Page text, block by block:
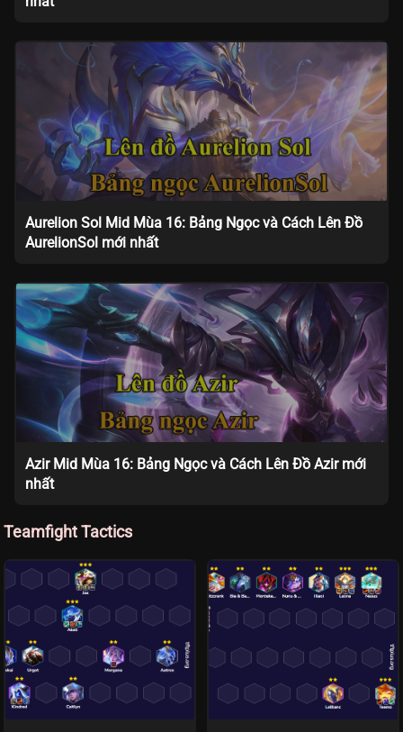
Aurelion Sol Mid Mùa 16: Bảng Ngọc và Cách Lên Đồ
AurelionSol mới nhất
Azir Mid Mùa 16: Bảng Ngọc và Cách Lên Đồ Azir mới
nhất
Teamfight Tactics